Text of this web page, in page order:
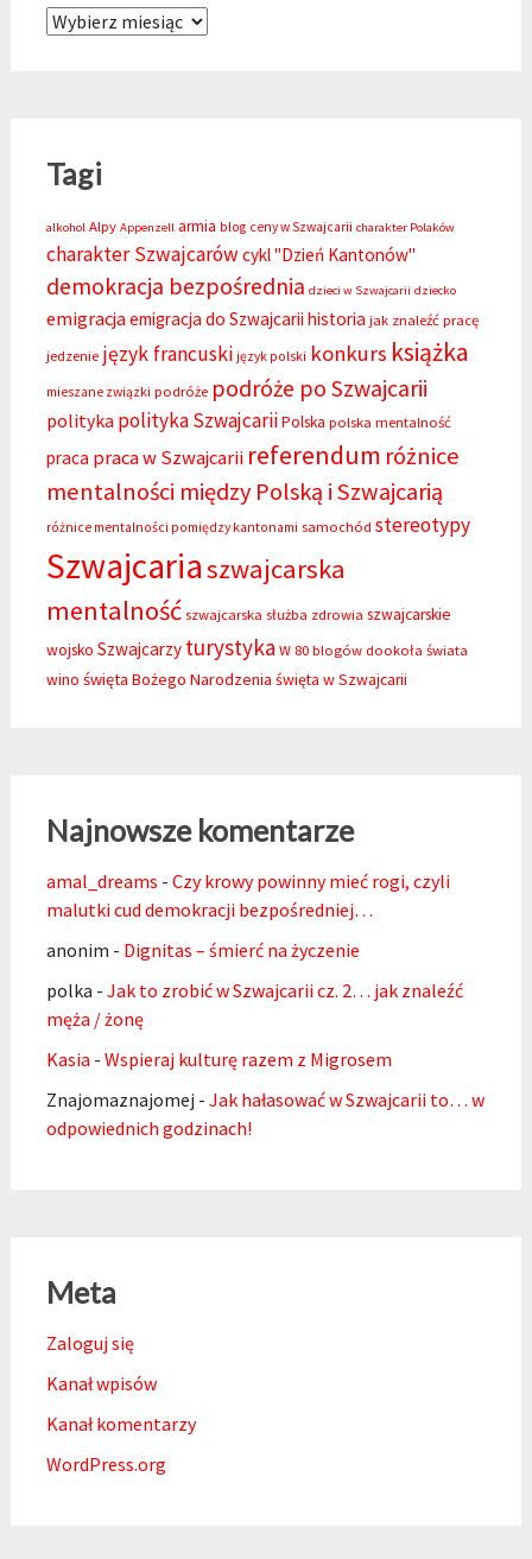
Z Archiwum SzB
Tagi
alkohol Alpy Appenzell armia blog ceny w Szwajcarii charakter Polaków
charakter Szwajcarów cykl "Dzień Kantonów"
demokracja bezpośrednia dzieci w Szwajcarii dziecko
emigracjaemigracja do Szwajcarii historia jak znaleźć pracę
jedzenie język francuski język polski konkurs książka
mieszane związki podróże podróże po Szwajcarii
polityka polityka SzwajcariiPolska polska mentalność
praca praca w Szwajcarii referendum różnice
mentalności między Polską i Szwajcarią
różnice mentalności pomiędzy kantonami samochód stereotypy
Szwajcariaszwajcarska
mentalność szwajcarska służba zdrowia szwajcarskie
wojsko Szwajcarzy turystyka W 80 blogów dookoła świata
wino święta Bożego Narodzenia święta w Szwajcarii
Najnowsze komentarze
amal_dreams - Czy krowy powinny mieć rogi, czyli
malutki cud demokracji bezpośredniej…
anonim - Dignitas – śmierć na życzenie
polka - Jak to zrobić w Szwajcarii cz. 2… jak znaleźć
męża / żonę
Kasia - Wspieraj kulturę razem z Migrosem
Znajomaznajomej - Jak hałasować w Szwajcarii to… w
odpowiednich godzinach!
Meta
Zaloguj się
Kanał wpisów
Kanał komentarzy
WordPress.org